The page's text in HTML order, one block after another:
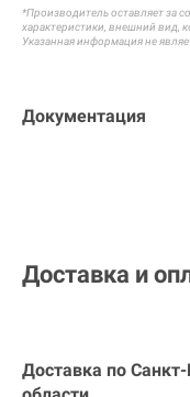
*Производитель оставляет за
характеристики, внешний вид,
Указанная информация не
Документация
Доставка и
Доставка по